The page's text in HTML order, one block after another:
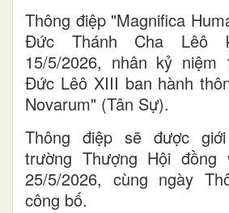
Thông điệp "Magnifica
Đức Thánh Cha Lêô
15/5/2026, nhân kỷ niệm
Đức Lêô XIII ban hành
Novarum" (Tân Sự).
Thông điệp sẽ được
trường Thượng Hội đồng
25/5/2026, cùng ngày
công bố.